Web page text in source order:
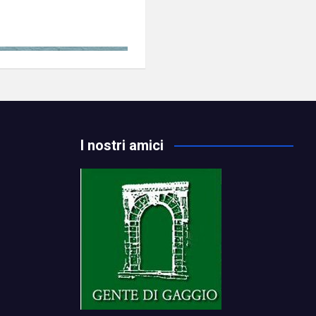
I nostri amici